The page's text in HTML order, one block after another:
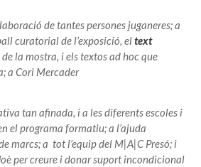
de tantes persones juganeres; a
curatorial de l’exposició, eltext
de la mostra, i els textos ad hoc que
a Cori Mercader
tan afinada, i a les diferents escoles i
el programa formatiu; a l’ajuda
marcs; a tot l’equip del M|A|C Presó; i
per creure i donar suport incondicional